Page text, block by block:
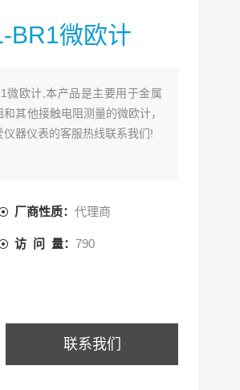
BR1微欧计
微欧计,本产品是主要用于金属
其他接触电阻测量的微欧计，
器仪表的客服热线联系我们!
厂商性质：代理商
访 问 量：790
联系我们